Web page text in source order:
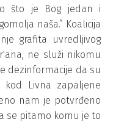
što je Bog jedan i
naša.” Koalicija
grafita uvredljivog
ne služi nikomu
dezinformacije da su
Livna zapaljene
nam je potvrđeno
se pitamo komu je to